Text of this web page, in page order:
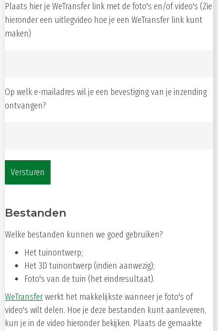
Plaats hier je WeTransfer link met de foto's en/of video's (Zie
hieronder een uitlegvideo hoe je een WeTransfer link kunt
maken)
Op welk e-mailadres wil je een bevestiging van je inzending
ontvangen?
Bestanden
Welke bestanden kunnen we goed gebruiken?
Het tuinontwerp;
Het 3D tuinontwerp (indien aanwezig);
Foto's van de tuin (het eindresultaat).
WeTransferwerkt het makkelijkste wanneer je foto's of
video's wilt delen. Hoe je deze bestanden kunt aanleveren,
kun je in de video hieronder bekijken. Plaats de gemaakte